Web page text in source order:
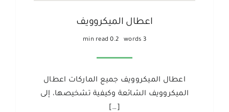
اعطال الميكروويف
3 words
0.2 min read
اعطال الميكروويف جميع الماركات اعطال
الميكروويف الشائعة وكيفية تشخيصها، إلى
[…]